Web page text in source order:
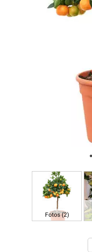
Fotos (2)